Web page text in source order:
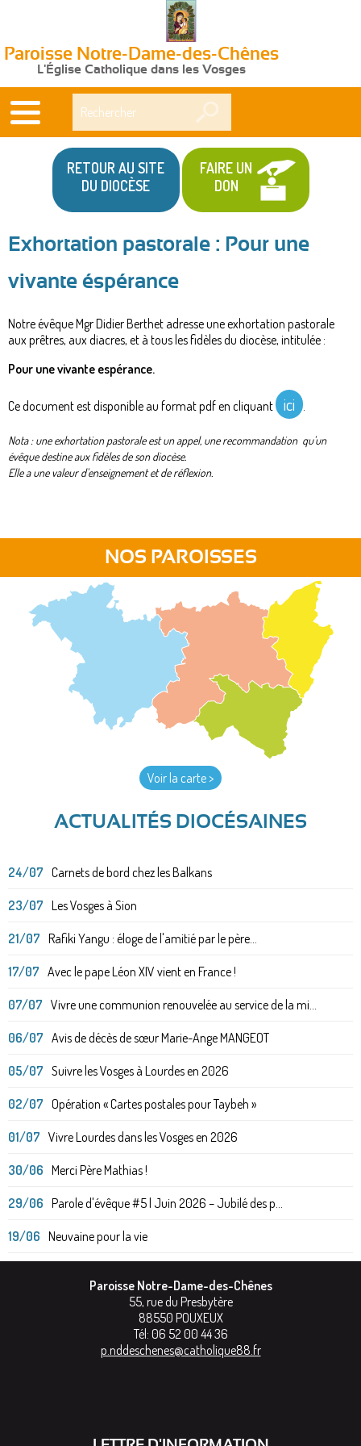
Paroisse Notre-Dame-des-Chênes
L'Église Catholique dans les Vosges
RETOUR AU SITE
DU DIOCÈSE
FAIRE UN
DON
Exhortation pastorale : Pour une
vivante éspérance
Notre évêque Mgr Didier Berthet adresse une exhortation pastorale
aux prêtres, aux diacres, et à tous les fidèles du diocèse, intitulée :
Pour une vivante espérance.
Ce document est disponible au format pdf en cliquant ici
Nota : une exhortation pastorale est un appel, une recommandation qu'un
évêque destine aux fidèles de son diocèse.
Elle a une valeur d'enseignement et de réflexion.
NOS PAROISSES
Voir la carte >
ACTUALITÉS DIOCÉSAINES
24/07 Carnets de bord chez les Balkans
23/07 Les Vosges à Sion
21/07 Rafiki Yangu : éloge de l'amitié par le père...
17/07 Avec le pape Léon XIV vient en France !
07/07 Vivre une communion renouvelée au service de la mi...
06/07 Avis de décès de sœur Marie-Ange MANGEOT
05/07 Suivre les Vosges à Lourdes en 2026
02/07 Opération « Cartes postales pour Taybeh »
01/07 Vivre Lourdes dans les Vosges en 2026
30/06 Merci Père Mathias !
29/06 Parole d'évêque #5 | Juin 2026 – Jubilé des p...
19/06 Neuvaine pour la vie
Paroisse Notre-Dame-des-Chênes
55, rue du Presbytère
88550 POUXEUX
Tél: 06 52 00 44 36
p.nddeschenes@catholique88.fr